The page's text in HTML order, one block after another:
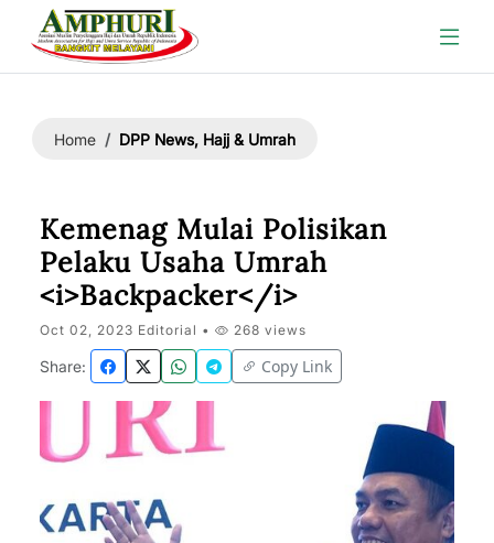
Home DPP News, Hajj & Umrah
Kemenag Mulai Polisikan
Pelaku Usaha Umrah
<i>Backpacker</i>
Oct 02, 2023 Editorial • 268 views
Share: Copy Link